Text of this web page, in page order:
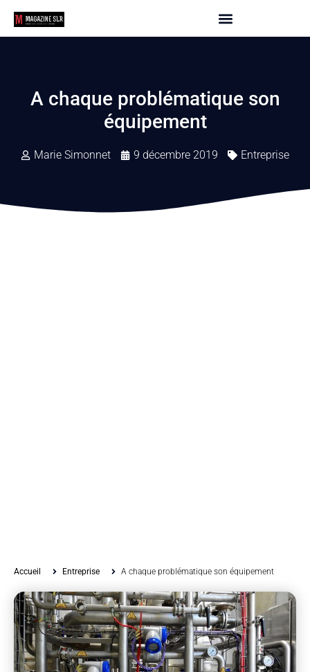
A chaque problématique son
équipement
Marie Simonnet 9 décembre 2019 Entreprise
Accueil Entreprise A chaque problématique son équipement